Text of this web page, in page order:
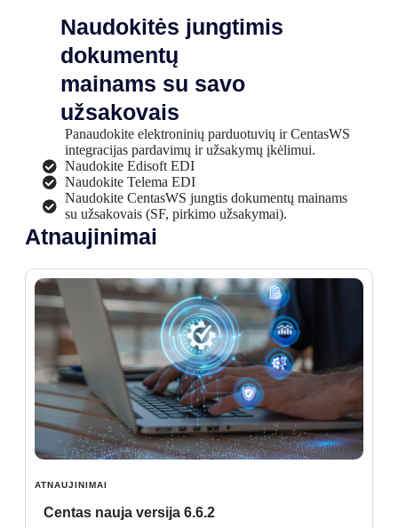
Naudokitės jungtimis
dokumentų
mainams su savo
užsakovais
Panaudokite elektroninių parduotuvių ir CentasWS
integracijas pardavimų ir užsakymų įkėlimui.
Naudokite Edisoft EDI
Naudokite Telema EDI
Naudokite CentasWS jungtis dokumentų mainams
su užsakovais (SF, pirkimo užsakymai).
Atnaujinimai
ATNAUJINIMAI
Centas nauja versija 6.6.2